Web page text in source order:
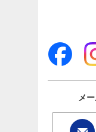
メ